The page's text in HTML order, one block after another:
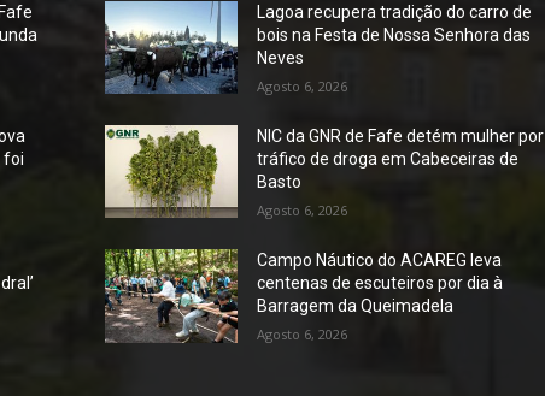
foi
Lagoa recupera tradição do carro de
bois na Festa de Nossa Senhora das
Neves
Agosto 6, 2026
NIC da GNR de Fafe detém mulher por
tráfico de droga em Cabeceiras de
Basto
Agosto 6, 2026
Campo Náutico do ACAREG leva
centenas de escuteiros por dia à
Barragem da Queimadela
Agosto 6, 2026